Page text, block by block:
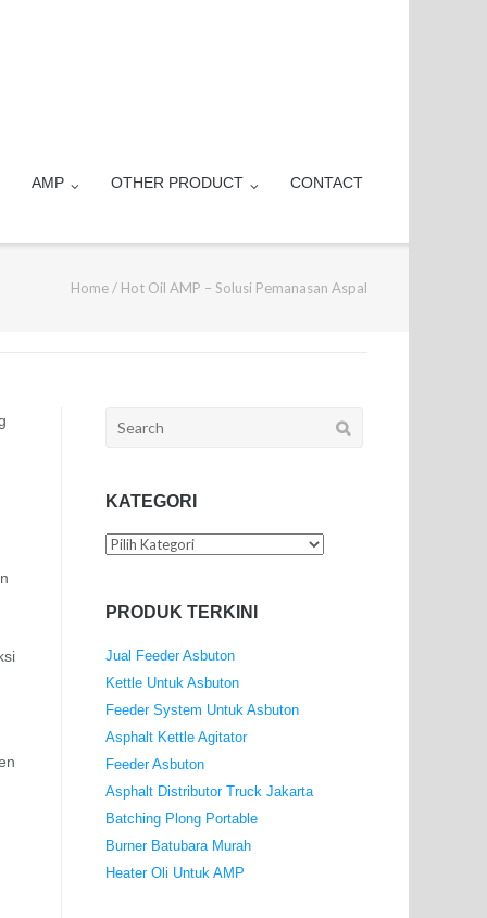
AMP OTHER PRODUCT CONTACT
Home / Hot Oil AMP – Solusi Pemanasan Aspal
Search
KATEGORI
Kategori
PRODUK TERKINI
Jual Feeder Asbuton
Kettle Untuk Asbuton
Feeder System Untuk Asbuton
Asphalt Kettle Agitator
Feeder Asbuton
Asphalt Distributor Truck Jakarta
Batching Plong Portable
Burner Batubara Murah
Heater Oli Untuk AMP